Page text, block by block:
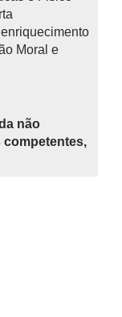
Moral e
não